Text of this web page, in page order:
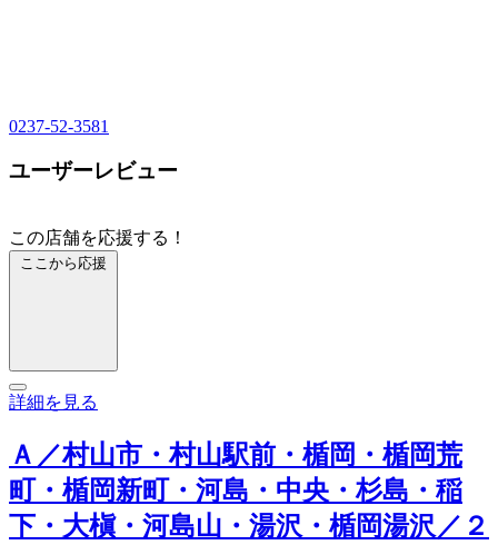
0237-52-3581
ユーザーレビュー
この店舗を応援する！
ここから応援
詳細を見る
Ａ／村山市・村山駅前・楯岡・楯岡荒
町・楯岡新町・河島・中央・杉島・稲
下・大槇・河島山・湯沢・楯岡湯沢／２